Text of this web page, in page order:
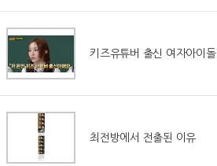
키즈유튜버 출신 여자아이돌
최전방에서 전출된 이유